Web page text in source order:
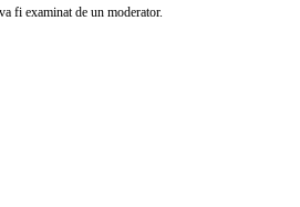
fi examinat de un moderator.